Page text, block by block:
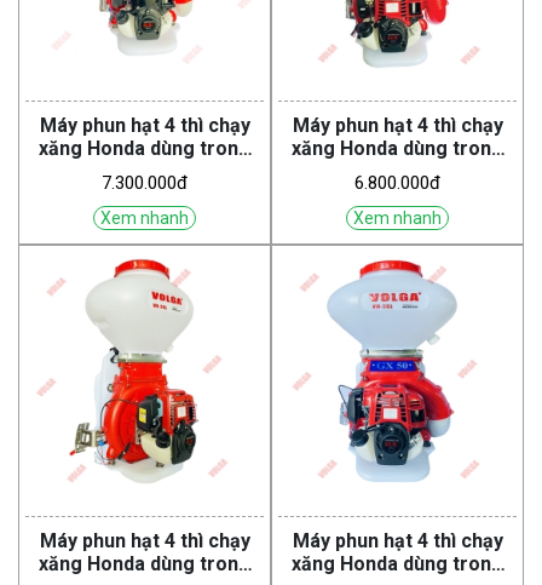
Máy phun hạt 4 thì chạy
xăng Honda dùng trong
nông nghiệp VH-26L GX35
SJ2 TT (Volga)
7.300.000đ
Xem nhanh
Máy phun hạt 4 thì chạy
xăng Honda dùng trong
nông nghiệp VH-26L GX35
TT (Volga)
6.800.000đ
Xem nhanh
Máy phun hạt 4 thì chạy
xăng Honda dùng trong
Máy phun hạt 4 thì chạy
xăng Honda dùng trong